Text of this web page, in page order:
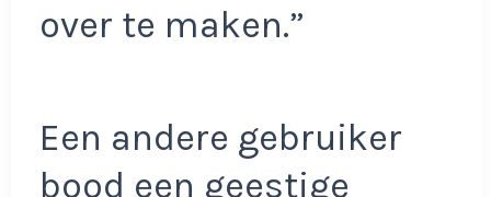
over te maken.”
Een andere gebruiker
bood een geestige